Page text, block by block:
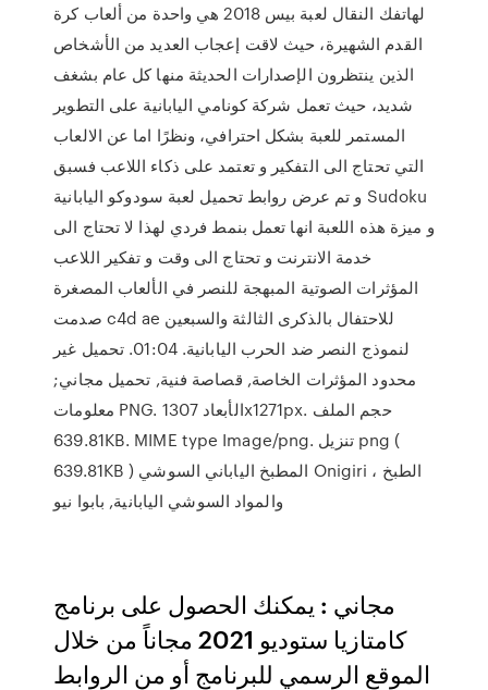
لهاتفك النقال لعبة بيس 2018 هي واحدة من ألعاب كرة
القدم الشهيرة، حيث لاقت إعجاب العديد من الأشخاص
الذين ينتظرون الإصدارات الحديثة منها كل عام بشغف
شديد، حيث تعمل شركة كونامي اليابانية على التطوير
المستمر للعبة بشكل احترافي، ونظرًا اما عن الالعاب
التي تحتاج الى التفكير و تعتمد على ذكاء اللاعب فسبق
و تم عرض روابط تحميل لعبة سودوكو اليابانية Sudoku
و ميزة هذه اللعبة انها تعمل بنمط فردي لهذا لا تحتاج الى
خدمة الانترنت و تحتاج الى وقت و تفكير اللاعب
المؤثرات الصوتية المبهجة للنصر في الألعاب المصغرة
صدمت c4d ae للاحتفال بالذكرى الثالثة والسبعين
لنموذج النصر ضد الحرب اليابانية. 01:04. تحميل غير
محدود المؤثرات الخاصة, قصاصة فنية, تحميل مجاني;
معلومات PNG. الأبعاد 1307x1271px. حجم الملف
639.81KB. MIME type Image/png. تنزيل png (
639.81KB ) المطبخ الياباني السوشي Onigiri الطبخ ،
والمواد السوشي اليابانية, بابوا نيو
مجاني : يمكنك الحصول على برنامج
كامتازيا ستوديو 2021 مجاناً من خلال
الموقع الرسمي للبرنامج أو من الروابط